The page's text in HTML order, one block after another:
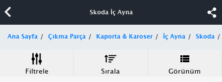
Skoda İç Ayna
Ana Sayfa Çıkma Parça Kaporta & Karoser İç Ayna Skoda
Filtrele Sırala Görünüm